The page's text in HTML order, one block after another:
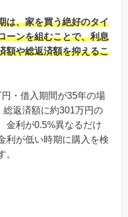
は、家を買う絶好のタイ
ーンを組むことで、利息
額や総返済額を抑えるこ
・借入期間が35年の場
返済額に約301万円の
金利が0.5%異なるだけ
利が低い時期に購入を検
。